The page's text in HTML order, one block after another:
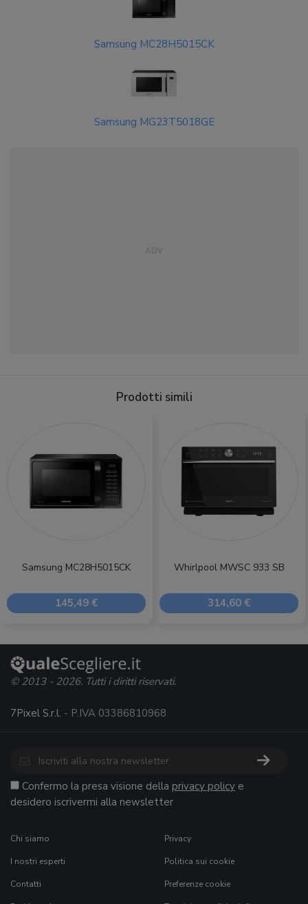
Samsung MC28H5015CK
Samsung MG23T5018GE
Prodotti simili
Samsung MC28H5015CK
145,49 €
Whirlpool MWSC 933 SB
314,60 €
© 2013 - 2026. Tutti i diritti riservati.
7Pixel S.r.l. - P.IVA 03386810968
Confermo la presa visione della privacy policy e
desidero iscrivermi alla newsletter
Chi siamo
I nostri esperti
Contatti
Privacy
Politica sui cookie
Preferenze cookie